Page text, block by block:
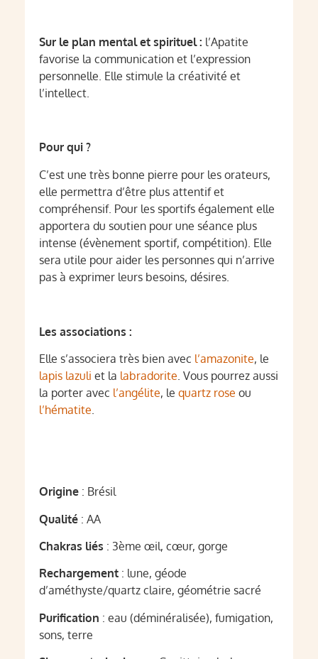
Sur le plan mental et spirituel : l’Apatite
favorise la communication et l’expression
personnelle. Elle stimule la créativité et
l’intellect.
Pour qui ?
C’est une très bonne pierre pour les orateurs,
elle permettra d’être plus attentif et
compréhensif. Pour les sportifs également elle
apportera du soutien pour une séance plus
intense (évènement sportif, compétition). Elle
sera utile pour aider les personnes qui n’arrive
pas à exprimer leurs besoins, désires.
Les associations :
Elle s’associera très bien avec l’amazonite, le
lapis lazuli et la labradorite . Vous pourrez aussi
la porter avec l’angélite, le quartz rose ou
l’hématite
Origine : Brésil
Qualité : AA
Chakras liés : 3ème œil, cœur, gorge
Rechargement : lune, géode
d’améthyste/quartz claire, géométrie sacré
Purification : eau (déminéralisée), fumigation,
sons, terre